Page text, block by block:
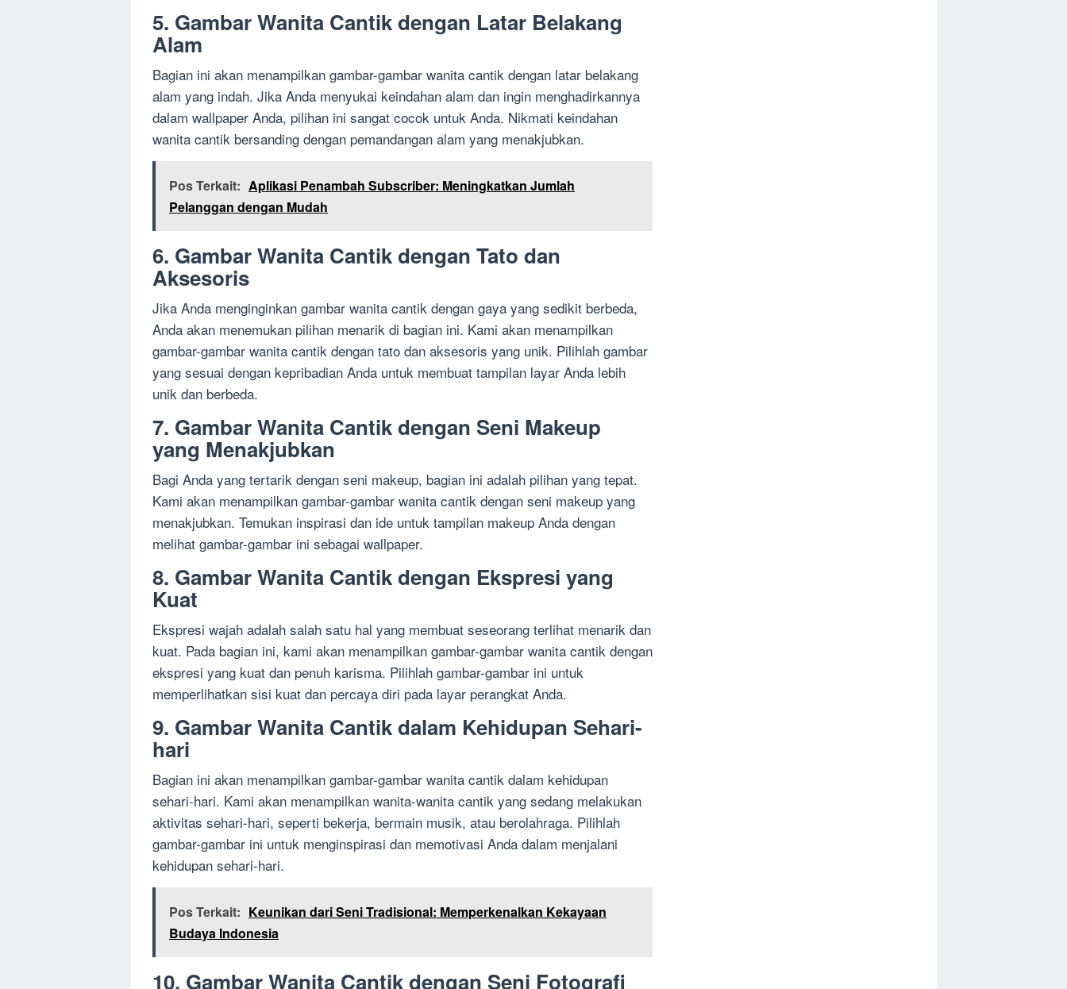
5. Gambar Wanita Cantik dengan Latar Belakang
Alam
Bagian ini akan menampilkan gambar-gambar wanita cantik dengan latar belakang
alam yang indah. Jika Anda menyukai keindahan alam dan ingin menghadirkannya
dalam wallpaper Anda, pilihan ini sangat cocok untuk Anda. Nikmati keindahan
wanita cantik bersanding dengan pemandangan alam yang menakjubkan.
Pos Terkait: Aplikasi Penambah Subscriber: Meningkatkan Jumlah
Pelanggan dengan Mudah
6. Gambar Wanita Cantik dengan Tato dan
Aksesoris
Jika Anda menginginkan gambar wanita cantik dengan gaya yang sedikit berbeda,
Anda akan menemukan pilihan menarik di bagian ini. Kami akan menampilkan
gambar-gambar wanita cantik dengan tato dan aksesoris yang unik. Pilihlah gambar
yang sesuai dengan kepribadian Anda untuk membuat tampilan layar Anda lebih
unik dan berbeda.
7. Gambar Wanita Cantik dengan Seni Makeup
yang Menakjubkan
Bagi Anda yang tertarik dengan seni makeup, bagian ini adalah pilihan yang tepat.
Kami akan menampilkan gambar-gambar wanita cantik dengan seni makeup yang
menakjubkan. Temukan inspirasi dan ide untuk tampilan makeup Anda dengan
melihat gambar-gambar ini sebagai wallpaper.
8. Gambar Wanita Cantik dengan Ekspresi yang
Kuat
Ekspresi wajah adalah salah satu hal yang membuat seseorang terlihat menarik dan
kuat. Pada bagian ini, kami akan menampilkan gambar-gambar wanita cantik dengan
ekspresi yang kuat dan penuh karisma. Pilihlah gambar-gambar ini untuk
memperlihatkan sisi kuat dan percaya diri pada layar perangkat Anda.
9. Gambar Wanita Cantik dalam Kehidupan Sehari-
hari
Bagian ini akan menampilkan gambar-gambar wanita cantik dalam kehidupan
sehari-hari. Kami akan menampilkan wanita-wanita cantik yang sedang melakukan
aktivitas sehari-hari, seperti bekerja, bermain musik, atau berolahraga. Pilihlah
gambar-gambar ini untuk menginspirasi dan memotivasi Anda dalam menjalani
kehidupan sehari-hari.
Pos Terkait: Keunikan dari Seni Tradisional: Memperkenalkan Kekayaan
Budaya Indonesia
10. Gambar Wanita Cantik dengan Seni Fotografi